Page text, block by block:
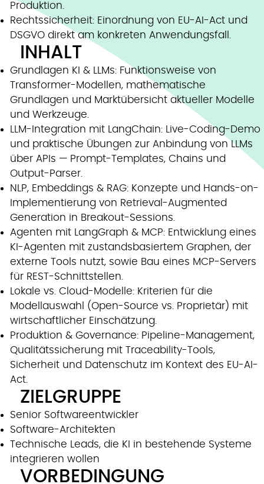
Produktion.
Rechtssicherheit: Einordnung von EU-AI-Act und
DSGVO direkt am konkreten Anwendungsfall.
INHALT
Grundlagen KI & LLMs: Funktionsweise von
Transformer-Modellen, mathematische
Grundlagen und Marktübersicht aktueller Modelle
und Werkzeuge.
LLM-Integration mit LangChain: Live-Coding-Demo
und praktische Übungen zur Anbindung von LLMs
über APIs — Prompt-Templates, Chains und
Output-Parser.
NLP, Embeddings & RAG: Konzepte und Hands-on-
Implementierung von Retrieval-Augmented
Generation in Breakout-Sessions.
Agenten mit LangGraph & MCP: Entwicklung eines
KI-Agenten mit zustandsbasiertem Graphen, der
externe Tools nutzt, sowie Bau eines MCP-Servers
für REST-Schnittstellen.
Lokale vs. Cloud-Modelle: Kriterien für die
Modellauswahl (Open-Source vs. Proprietär) mit
wirtschaftlicher Einschätzung.
Produktion & Governance: Pipeline-Management,
Qualitätssicherung mit Traceability-Tools,
Sicherheit und Datenschutz im Kontext des EU-AI-
Act.
ZIELGRUPPE
Senior Softwareentwickler
Software-Architekten
Technische Leads, die KI in bestehende Systeme
integrieren wollen
VORBEDINGUNG